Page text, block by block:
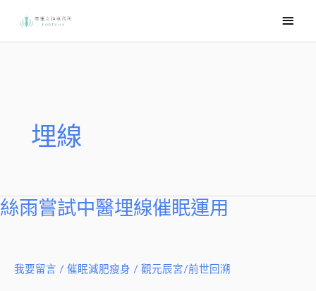
要
埋線
絲雨嘗試中醫埋線催眠運用
我要留言 / 催眠減肥瘦身 / 觀元辰宮/前世回溯
絲